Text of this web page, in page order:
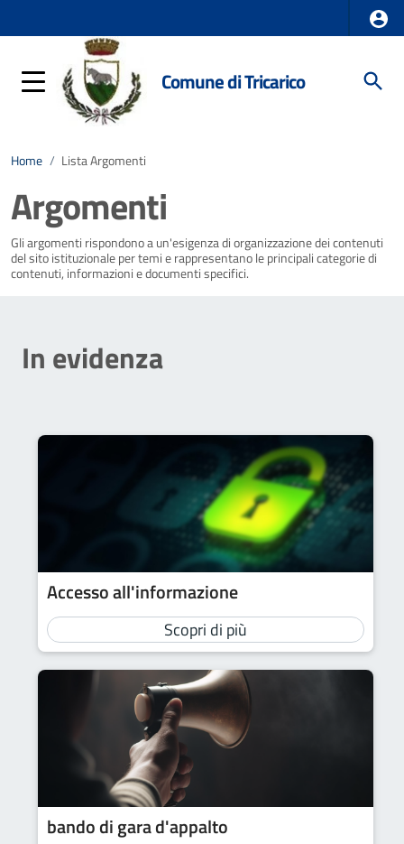
Comune di Tricarico
Home / Lista Argomenti
Argomenti
Gli argomenti rispondono a un'esigenza di organizzazione dei contenuti
del sito istituzionale per temi e rappresentano le principali categorie di
contenuti, informazioni e documenti specifici.
In evidenza
Accesso all'informazione
Scopri di più
bando di gara d'appalto